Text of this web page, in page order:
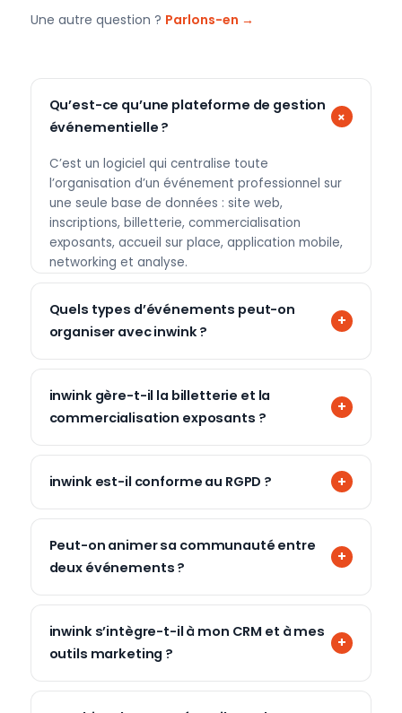
Une autre question ? Parlons-en →
Qu’est-ce qu’une plateforme de gestion
événementielle ?
C’est un logiciel qui centralise toute
l’organisation d’un événement professionnel sur
une seule base de données : site web,
inscriptions, billetterie, commercialisation
exposants, accueil sur place, application mobile,
networking et analyse.
Quels types d’événements peut-on
organiser avec inwink ?
inwink gère-t-il la billetterie et la
commercialisation exposants ?
inwink est-il conforme au RGPD ?
Peut-on animer sa communauté entre
deux événements ?
inwink s’intègre-t-il à mon CRM et à mes
outils marketing ?